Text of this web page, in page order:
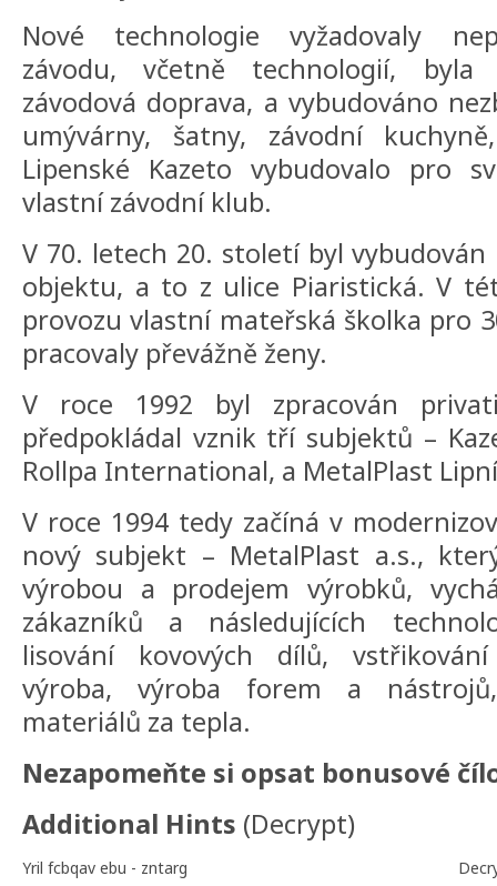
Nové technologie vyžadovaly
závodu, včetně technologií, byla
závodová doprava, a vybudováno
umývárny, šatny, závodní
Lipenské Kazeto vybudovalo pro
vlastní závodní klub.
V 70. letech 20. století byl
objektu, a to z ulice Piaristická. V
provozu vlastní mateřská školka pro
pracovaly převážně ženy.
V roce 1992 byl zpracován
předpokládal vznik tří subjektů –
Rollpa International, a MetalPlast
V roce 1994 tedy začíná v
nový subjekt – MetalPlast a.s.,
výrobou a prodejem výrobků,
zákazníků a následujících
lisování kovových dílů,
výroba, výroba forem a
materiálů za tepla.
Nezapomeňte si opsat bonusové
Additional Hints (Decrypt)
Yril fcbqav ebu - zntarg